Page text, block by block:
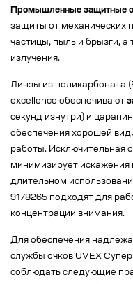
Промышленные защитные
защиты от механических
частицы, пыль и брызги, а
излучения.
Линзы из поликарбоната
excellence обеспечивают
секунд изнутри) и
обеспечения хорошей
работы. Исключительная
минимизирует искажения
длительном
9178265 подходят для
концентрации внимания.
Для обеспечения
службы очков UVEX
соблюдать следующие